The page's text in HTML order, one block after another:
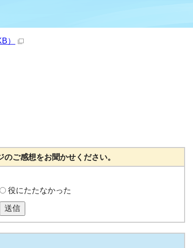
）
ご感想をお聞かせください。
役にたたなかった
送信